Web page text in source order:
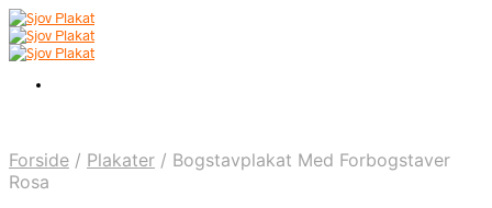
Forside / Plakater / Bogstavplakat Med Forbogstaver
Rosa